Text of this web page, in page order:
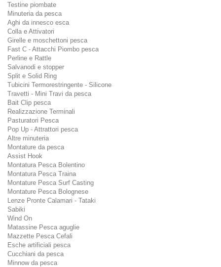
Testine piombate
Minuteria da pesca
Aghi da innesco esca
Colla e Attivatori
Girelle e moschettoni pesca
Fast C - Attacchi Piombo pesca
Perline e Rattle
Salvanodi e stopper
Split e Solid Ring
Tubicini Termorestringente - Silicone
Travetti - Mini Travi da pesca
Bait Clip pesca
Realizzazione Terminali
Pasturatori Pesca
Pop Up - Attrattori pesca
Altre minuteria
Montature da pesca
Assist Hook
Montatura Pesca Bolentino
Montatura Pesca Traina
Montature Pesca Surf Casting
Montature Pesca Bolognese
Lenze Pronte Calamari - Tataki
Sabiki
Wind On
Matassine Pesca aguglie
Mazzette Pesca Cefali
Esche artificiali pesca
Cucchiani da pesca
Minnow da pesca